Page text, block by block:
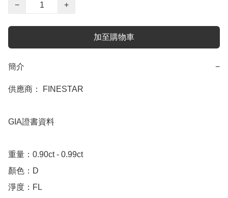
−
+
加至購物車
簡介 −
供應商： FINESTAR
GIA證書資料
重量：0.90ct - 0.99ct
顏色：D
淨度：FL